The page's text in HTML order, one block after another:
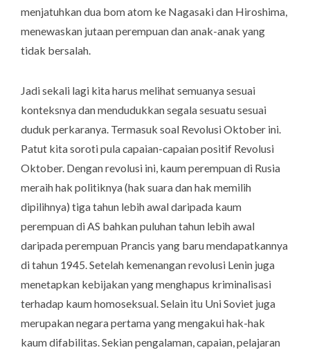
menjatuhkan dua bom atom ke Nagasaki dan Hiroshima,
menewaskan jutaan perempuan dan anak-anak yang
tidak bersalah.
Jadi sekali lagi kita harus melihat semuanya sesuai
konteksnya dan mendudukkan segala sesuatu sesuai
duduk perkaranya. Termasuk soal Revolusi Oktober ini.
Patut kita soroti pula capaian-capaian positif Revolusi
Oktober. Dengan revolusi ini, kaum perempuan di Rusia
meraih hak politiknya (hak suara dan hak memilih
dipilihnya) tiga tahun lebih awal daripada kaum
perempuan di AS bahkan puluhan tahun lebih awal
daripada perempuan Prancis yang baru mendapatkannya
di tahun 1945. Setelah kemenangan revolusi Lenin juga
menetapkan kebijakan yang menghapus kriminalisasi
terhadap kaum homoseksual. Selain itu Uni Soviet juga
merupakan negara pertama yang mengakui hak-hak
kaum difabilitas. Sekian pengalaman, capaian, pelajaran